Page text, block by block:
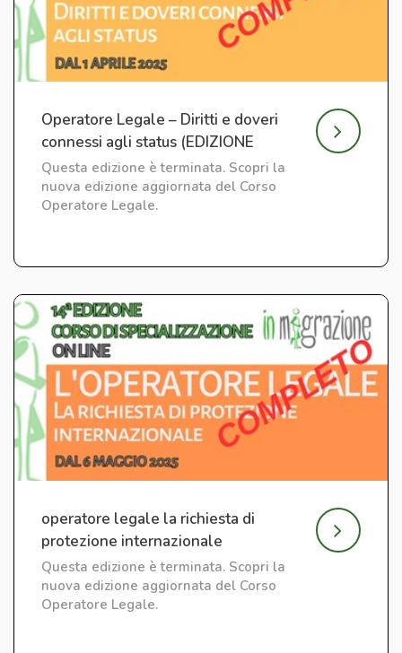
Operatore Legale – Diritti e doveri
connessi agli status (EDIZIONE
CONCLUSA)
Questa edizione è terminata. Scopri la
nuova edizione aggiornata del Corso
Operatore Legale.
operatore legale la richiesta di
protezione internazionale
Questa edizione è terminata. Scopri la
nuova edizione aggiornata del Corso
Operatore Legale.